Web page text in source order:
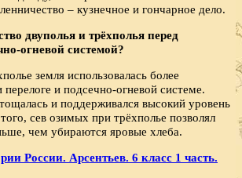
– кузнечное и гончарное дело.
двуполья и трёхполья перед
огневой системой?
земля использовалась более
и подсечно-огневой системе.
и поддерживался высокий уровень
сев озимых при трёхполье позволял
чем убираются яровые хлеба.